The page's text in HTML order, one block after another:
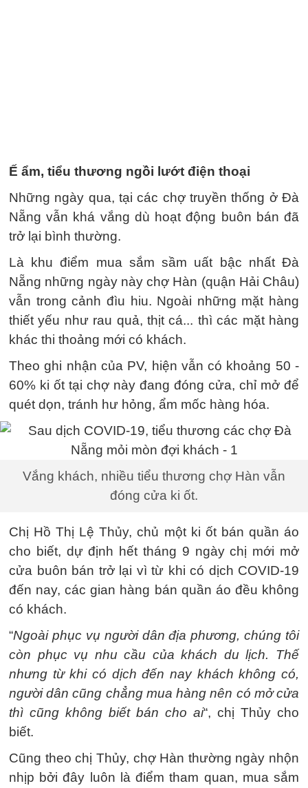
Ế ẩm, tiểu thương ngồi lướt điện thoại
Những ngày qua, tại các chợ truyền thống ở Đà
Nẵng vẫn khá vắng dù hoạt động buôn bán đã
trở lại bình thường.
Là khu điểm mua sắm sầm uất bậc nhất Đà
Nẵng những ngày này chợ Hàn (quận Hải Châu)
vẫn trong cảnh đìu hiu. Ngoài những mặt hàng
thiết yếu như rau quả, thịt cá... thì các mặt hàng
khác thi thoảng mới có khách.
Theo ghi nhận của PV, hiện vẫn có khoảng 50 -
60% ki ốt tại chợ này đang đóng cửa, chỉ mở để
quét dọn, tránh hư hỏng, ẩm mốc hàng hóa.
Vắng khách, nhiều tiểu thương chợ Hàn vẫn
đóng cửa ki ốt.
Chị Hồ Thị Lệ Thủy, chủ một ki ốt bán quần áo
cho biết, dự định hết tháng 9 ngày chị mới mở
cửa buôn bán trở lại vì từ khi có dịch COVID-19
đến nay, các gian hàng bán quần áo đều không
có khách.
“Ngoài phục vụ người dân địa phương, chúng tôi
còn phục vụ nhu cầu của khách du lịch. Thế
nhưng từ khi có dịch đến nay khách không có,
người dân cũng chẳng mua hàng nên có mở cửa
thì cũng không biết bán cho ai“, chị Thủy cho
biết.
Cũng theo chị Thủy, chợ Hàn thường ngày nhộn
nhịp bởi đây luôn là điểm tham quan, mua sắm